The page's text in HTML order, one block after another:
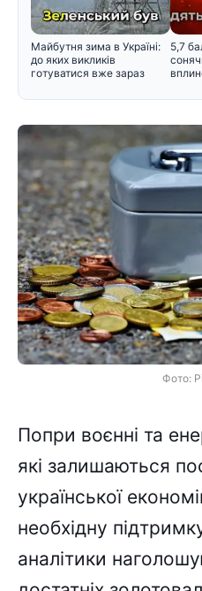
Майбутня зима в Україні:
до яких викликів
готуватися вже зараз
5,7
Фото:
Попри воєнні та
які залишаються
української
необхідну
аналітики